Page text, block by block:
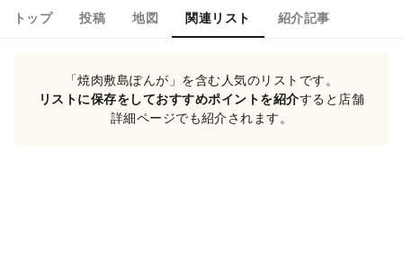
トップ 投稿 地図 関連リスト 紹介記事
「焼肉敷島ぽんが」を含む人気のリストです。
リストに保存をしておすすめポイントを紹介すると店舗
詳細ページでも紹介されます。